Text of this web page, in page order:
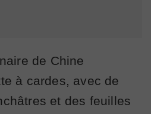
de Chine
à cardes, avec de
et des feuilles